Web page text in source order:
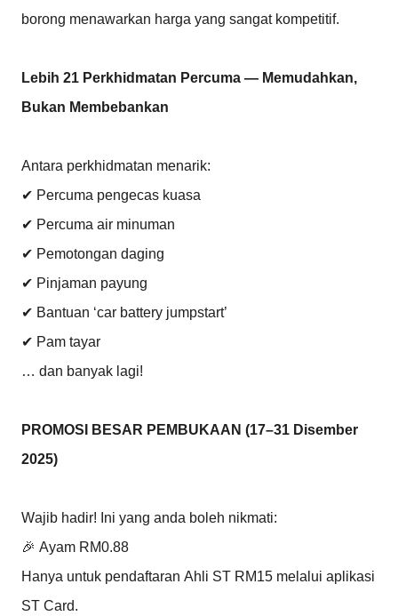
borong menawarkan harga yang sangat kompetitif.
Lebih 21 Perkhidmatan Percuma — Memudahkan,
Bukan Membebankan
Antara perkhidmatan menarik:
✔ Percuma pengecas kuasa
✔ Percuma air minuman
✔ Pemotongan daging
✔ Pinjaman payung
✔ Bantuan ‘car battery jumpstart’
✔ Pam tayar
… dan banyak lagi!
PROMOSI BESAR PEMBUKAAN (17–31 Disember
2025)
Wajib hadir! Ini yang anda boleh nikmati:
🎉 Ayam RM0.88
Hanya untuk pendaftaran Ahli ST RM15 melalui aplikasi
ST Card.